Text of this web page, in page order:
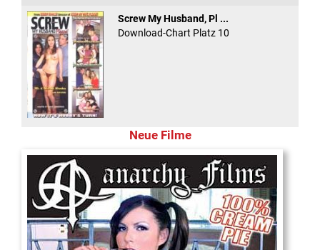
Screw My Husband, Pl ...
Download-Chart Platz 10
Neue Filme